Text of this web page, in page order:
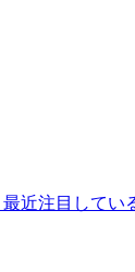
近注目してい